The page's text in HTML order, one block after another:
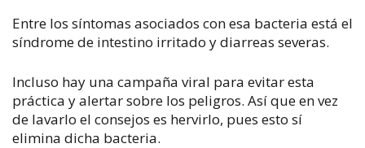
Entre los síntomas asociados con esa bacteria está el
síndrome de intestino irritado y diarreas severas.
Incluso hay una campaña viral para evitar esta
práctica y alertar sobre los peligros. Así que en vez
de lavarlo el consejos es hervirlo, pues esto sí
elimina dicha bacteria.